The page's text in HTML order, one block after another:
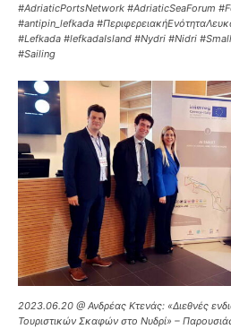
#AdriaticPortsNetwork #AdriaticSeaForum
#antipin_lefkada
#Lefkada #lefkadaIsland #Nydri #Nidri
#Sailing
2023.06.20 @ Ανδρέας Κτενάς: «Διεθνές
Τουριστικών Σκαφών στο Νυδρί» –